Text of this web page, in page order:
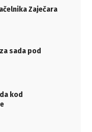
Zaječara
sada pod
kod